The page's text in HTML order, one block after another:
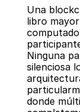
Una
libro
Ninguna
silenciosa
donde